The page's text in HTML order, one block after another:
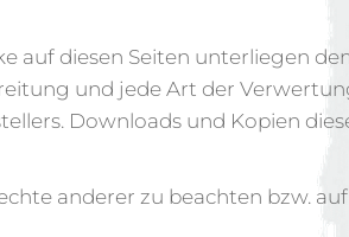
auf diesen Seiten unterliegen
und jede Art der
Downloads und Kopien
anderer zu beachten bzw.